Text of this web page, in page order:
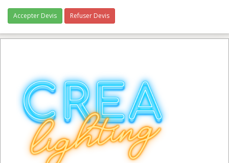
Accepter Devis Refuser Devis